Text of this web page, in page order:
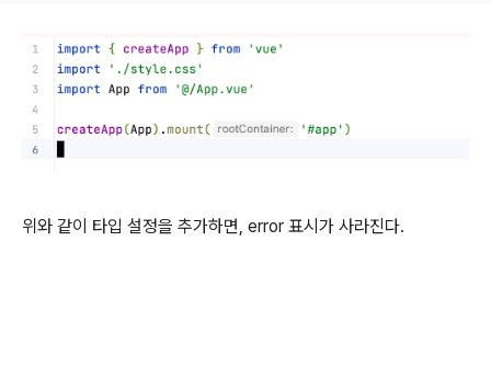
위와 같이 타입 설정을 추가하면, error 표시가 사라진다.